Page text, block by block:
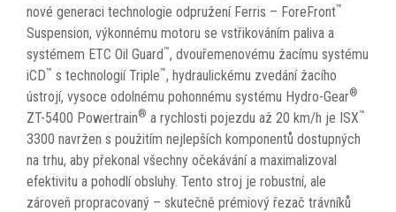
nové generaci technologie odpružení Ferris – ForeFront™
Suspension, výkonnému motoru se vstřikováním paliva a
systémem ETC Oil Guard™, dvouřemenovému žacímu systému
iCD™ s technologií Triple™, hydraulickému zvedání žacího
ústrojí, vysoce odolnému pohonnému systému Hydro-Gear®
ZT-5400 Powertrain® a rychlosti pojezdu až 20 km/h je ISX™
3300 navržen s použitím nejlepších komponentů dostupných
na trhu, aby překonal všechny očekávání a maximalizoval
efektivitu a pohodlí obsluhy. Tento stroj je robustní, ale
zároveň propracovaný – skutečně prémiový řezač trávníků